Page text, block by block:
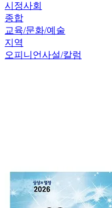
시정사회
종합
교육/문화/예술
지역
오피니언사설/칼럼